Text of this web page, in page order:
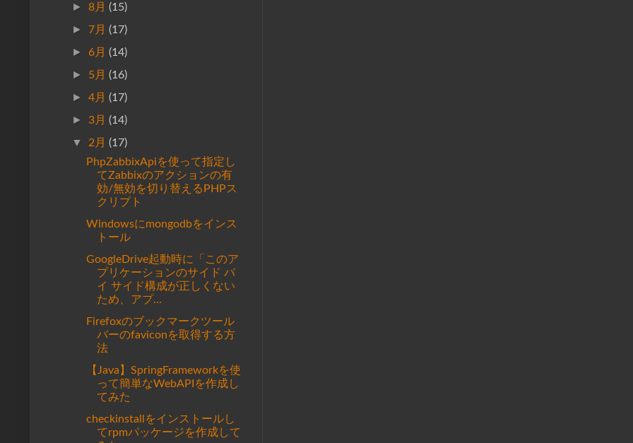
►8月 (15)
► 7月 (17)
► 6月 (14)
► 5月 (16)
►4月 (17)
► 3月 (14)
▼ 2月 (17)
PhpZabbixApiを使って指定し
てZabbixのアクションの有
効/無効を切り替えるPHPス
クリプト
Windowsにmongodbをインス
トール
GoogleDrive起動時に「このア
プリケーションのサイド バ
イ サイド構成が正しくない
ため、アプ...
Firefoxのブックマークツール
バーのfaviconを取得する方
法
【Java】SpringFrameworkを使
って簡単なWebAPIを作成し
てみた
checkinstallをインストールし
てrpmパッケージを作成して